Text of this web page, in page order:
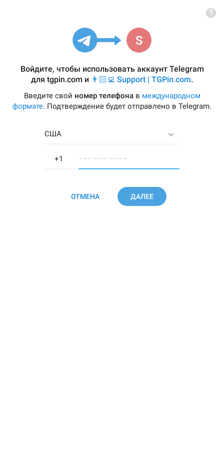
Войдите, чтобы использовать аккаунт Telegram
для tgpin.com и 👨🏻‍💻 Support | TGPin.com.
Введите свой номер телефонав международном
формате. Подтверждение будет отправлено в Telegram.
США
−−− −−− −−−−
ОТМЕНА ДАЛЕЕ